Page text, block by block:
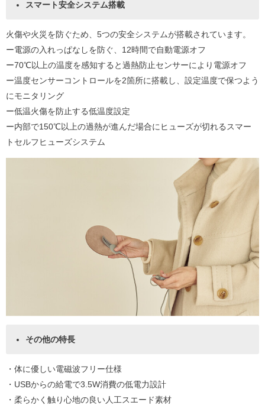
スマート安全システム搭載
火傷や火災を防ぐため、5つの安全システムが搭載されています。
ー電源の入れっぱなしを防ぐ、12時間で自動電源オフ
ー70℃以上の温度を感知すると過熱防止センサーにより電源オフ
ー温度センサーコントロールを2箇所に搭載し、設定温度で保つよう
にモニタリング
ー低温火傷を防止する低温度設定
ー内部で150℃以上の過熱が進んだ場合にヒューズが切れるスマー
トセルフヒューズシステム
その他の特長
・体に優しい電磁波フリー仕様
・USBからの給電で3.5W消費の低電力設計
・柔らかく触り心地の良い人工スエード素材